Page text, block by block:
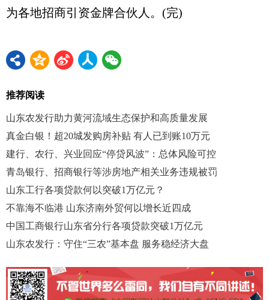
为各地招商引资金牌合伙人。(完)
推荐阅读
山东农发行助力黄河流域生态保护和高质量发展
真金白银！超20城发购房补贴 有人已到账10万元
建行、农行、兴业回应“停贷风波”：总体风险可控
青岛银行、招商银行等涉房地产相关业务违规被罚
山东工行各项贷款何以突破1万亿元？
不靠海不临港 山东济南外贸何以增长近四成
中国工商银行山东省分行各项贷款突破1万亿元
山东农发行：守住“三农”基本盘 服务稳经济大盘